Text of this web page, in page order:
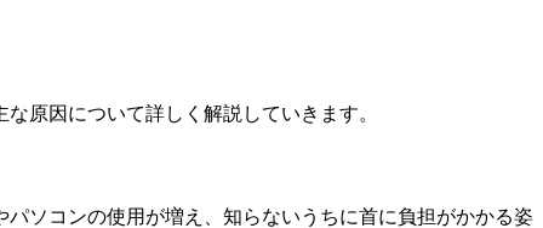
原因について詳しく解説していきます。
ソコンの使用が増え、知らないうちに首に負担がかかる姿